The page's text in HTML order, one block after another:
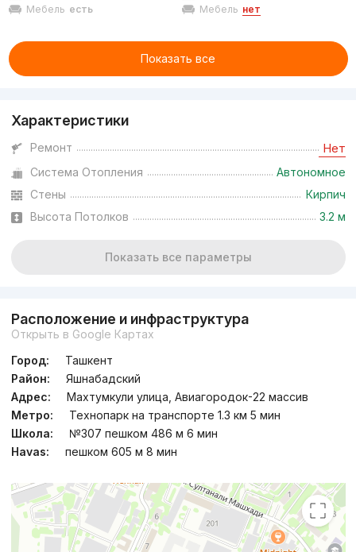
Мебель есть
Мебель нет
Показать все
Характеристики
Ремонт Нет
Система Отопления
Автономное
Стены
Кирпич
Высота Потолков
3.2 м
Показать все параметры
Расположение и инфраструктура
Открыть в Google Картах
Город:
Ташкент
Район:
Яшнабадский
Адрес:
Махтумкули улица, Авиагородок-22 массив
Метро:
Технопарк на транспорте 1.3 км 5 мин
Школа:
№307 пешком 486 м 6 мин
Havas:
пешком 605 м 8 мин